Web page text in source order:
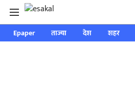
Epaper ताज्या देश शहर